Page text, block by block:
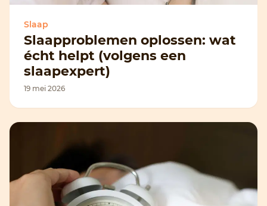
Slaap
Slaapproblemen oplossen: wat
écht helpt (volgens een
slaapexpert)
19 mei 2026